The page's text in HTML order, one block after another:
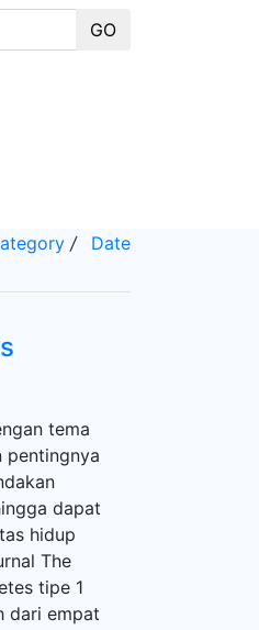
GO
/ Date
tema
pentingnya
dapat
hidup
The
tipe 1
dari empat